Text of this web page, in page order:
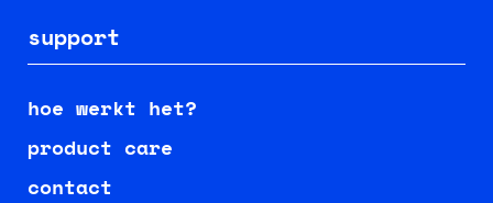
support
hoe werkt het?
product care
contact